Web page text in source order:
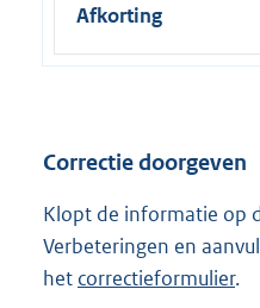
Afkorting
Correctie doorgeven
Klopt de informatie op
Verbeteringen en
het correctieformulier.